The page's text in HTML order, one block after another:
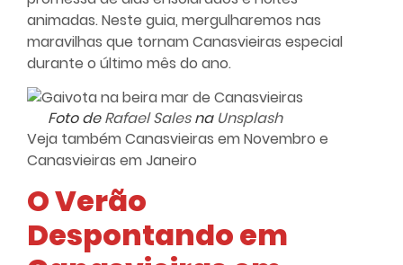
animadas. Neste guia, mergulharemos nas
maravilhas que tornam Canasvieiras especial
durante o último mês do ano.
Foto deRafael Salesna Unsplash
Veja tambémCanasvieiras em Novembro e
Canasvieiras em Janeiro
O Verão
Despontando em